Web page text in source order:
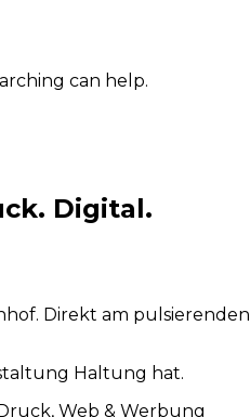
can help.
Digital.
Direkt am pulsierenden
Haltung hat.